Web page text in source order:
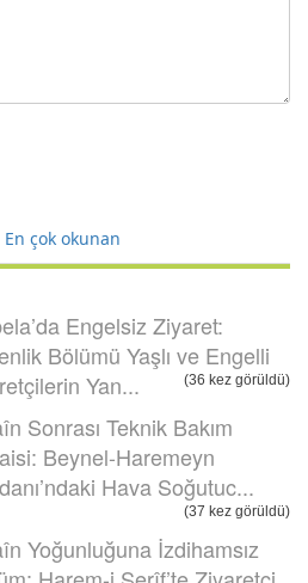
En çok okunan
Engelsiz Ziyaret:
Bölümü Yaşlı ve Engelli
Yan...
(36 kez görüldü)
Sonrası Teknik Bakım
Beynel-Haremeyn
Hava Soğutuc...
(37 kez görüldü)
Yoğunluğuna İzdihamsız